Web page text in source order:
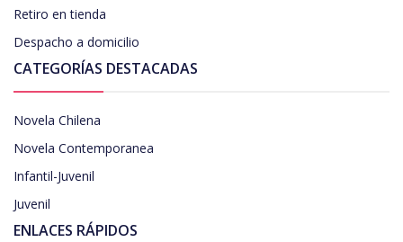
Retiro en tienda
Despacho a domicilio
CATEGORÍAS DESTACADAS
Novela Chilena
Novela Contemporanea
Infantil-Juvenil
Juvenil
ENLACES RÁPIDOS